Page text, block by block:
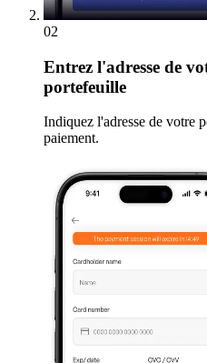
02
Entrez l'adresse de
portefeuille
Indiquez l'adresse de votre
paiement.